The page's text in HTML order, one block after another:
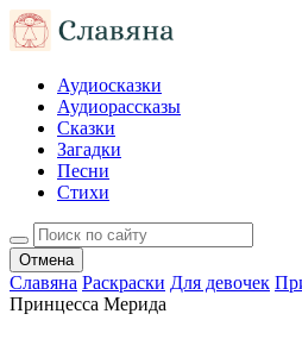
Аудиосказки
Аудиорассказы
Сказки
Загадки
Песни
Стихи
Отмена
Славяна Раскраски Для девочек
Принцесса Мерида